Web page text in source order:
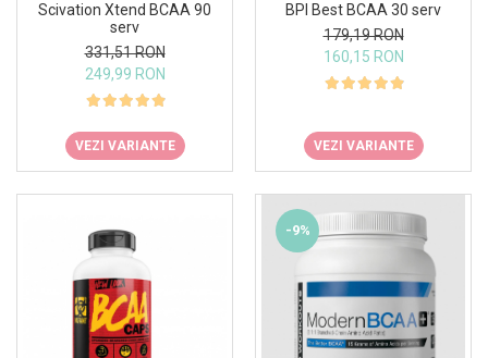
Scivation Xtend BCAA 90
serv
331,51 RON
249,99 RON
VEZI VARIANTE
BPI Best BCAA 30 serv
179,19 RON
160,15 RON
VEZI VARIANTE
-9%